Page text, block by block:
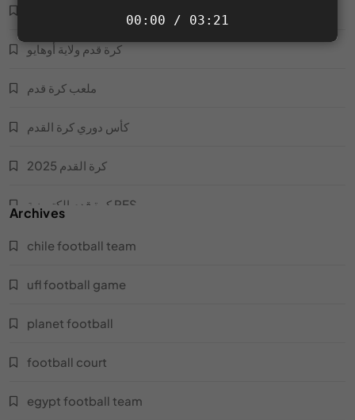
كرة قدم ولاية أوهايو
ملعب كرة قدم
كأس دوري كرة القدم
كرة القدم 2025
كرة قدم إلكترونية PES
كرة قدم XNXX
كرة قدم دوري أبطال أوروبا
ماعز كرة القدم
خلفيات كرة القدم
كرة قدم ألمانيا
Archives
chile football team
ufl football game
planet football
football court
egypt football team
00:00 / 03:21